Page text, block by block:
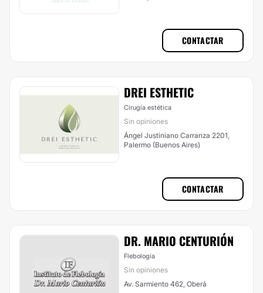
CONTACTAR
DREI ESTHETIC
Cirugía estética
Sin opiniones
Ángel Justiniano Carranza 2201,
Palermo (Buenos Aires)
CONTACTAR
DR. MARIO CENTURIÓN
Flebología
Sin opiniones
Av. Sarmiento 462, Oberá